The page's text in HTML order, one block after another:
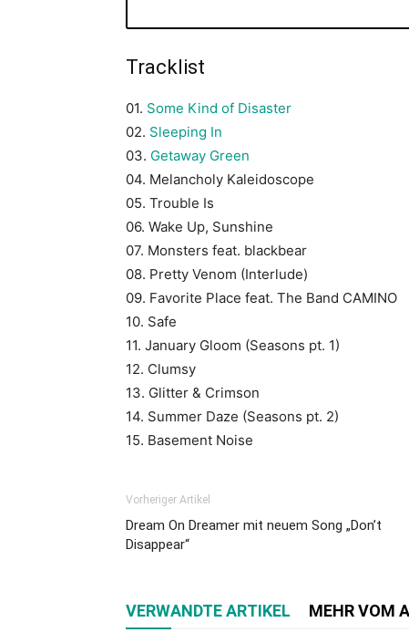
Tracklist
01. Some Kind of Disaster
02. Sleeping In
03. Getaway Green
04. Melancholy Kaleidoscope
05. Trouble Is
06. Wake Up, Sunshine
07. Monsters feat. blackbear
08. Pretty Venom (Interlude)
09. Favorite Place feat. The Band CAMINO
10. Safe
11. January Gloom (Seasons pt. 1)
12. Clumsy
13. Glitter & Crimson
14. Summer Daze (Seasons pt. 2)
15. Basement Noise
Vorheriger Artikel
Dream On Dreamer mit neuem Song „Don’t
Disappear“
VERWANDTE ARTIKEL MEHR VOM